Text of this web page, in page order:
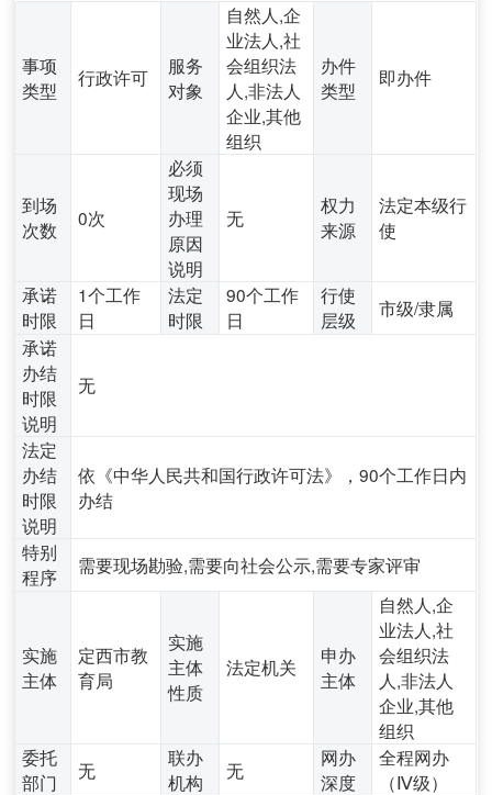
事项
类型
行政许可
服务
对象
自然人,企
业法人,社
会组织法
人,非法人
企业,其他
组织
办件
类型
即办件
到场
次数
0次
必须
现场
办理
原因
说明
无
权力
来源
法定本级行
使
承诺
时限
1个工作
日
法定
时限
90个工作
日
行使
层级
市级/隶属
承诺
办结
时限
说明
无
法定
办结
时限
说明
依《中华人民共和国行政许可法》，90个工作日内
办结
特别
程序
需要现场勘验,需要向社会公示,需要专家评审
实施
主体
定西市教
育局
实施
主体
性质
法定机关
申办
主体
自然人,企
业法人,社
会组织法
人,非法人
企业,其他
组织
委托
部门
无
联办
机构
无
网办
深度
全程网办
（Ⅳ级）